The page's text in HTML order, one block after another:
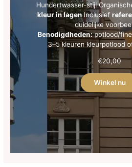
Hundertwasser-stijl
kleur in lagenInclusief
duidelijke
Benodigdheden:potlood/
3–5 kleuren kleurpotlood
€20,00
Winkel nu